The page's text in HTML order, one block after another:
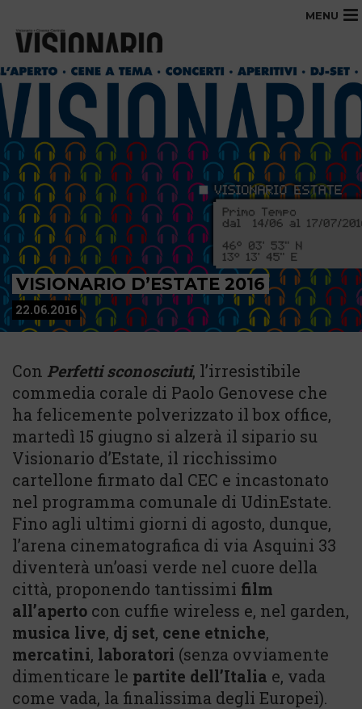
MENU
VISIONARIO D’ESTATE 2016
22.06.2016
Con Perfetti sconosciuti, l’irresistibile
commedia corale di Paolo Genovese che
ha felicemente polverizzato il box office,
martedì 15 giugno si alzerà il sipario su
Visionario d’Estate, il ricchissimo
cartellone firmato dal CEC e incastonato
nel programma comunale di UdinEstate.
Fino agli ultimi giorni di agosto, dunque,
l’arena cinematografica di via Asquini 33
diventerà un’oasi verde nel cuore della
città, proponendo tantissimi film
all’aperto con cuffie wireless e, nel garden,
musica live, dj set, cene etniche,
mercatini, laboratori (senza ovviamente
dimenticare le partite dell’Italia e, vada
come vada, la finalissima degli Europei).